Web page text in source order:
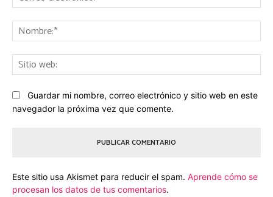
Guardar mi nombre, correo electrónico y sitio web en este
navegador la próxima vez que comente.
Este sitio usa Akismet para reducir el spam. Aprende cómo se
procesan los datos de tus comentarios.